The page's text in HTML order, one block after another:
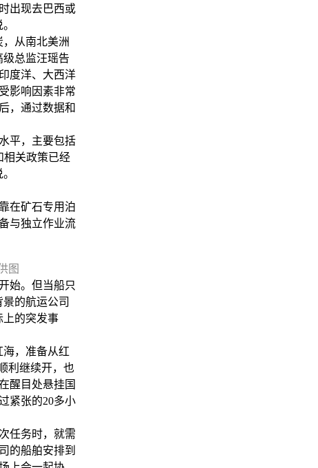
出现去巴西或
从南北美洲
总监汪瑶告
度洋、大西洋
影响因素非常
，通过数据和
平，主要包括
相关政策已经
在矿石专用泊
与独立作业流
图
始。但当船只
的航运公司
上的突发事
，准备从红
利继续开，也
醒目处悬挂国
紧张的20多小
任务时，就需
的船舶安排到